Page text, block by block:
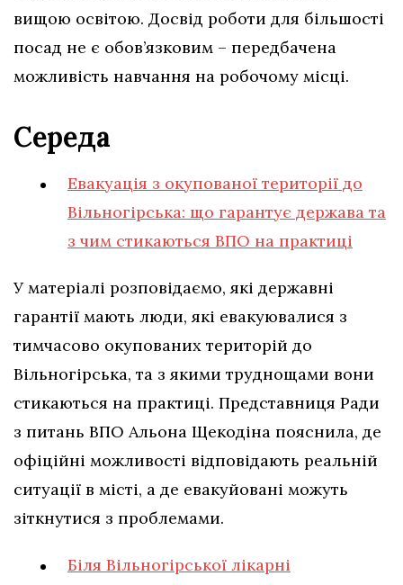
вищою освітою. Досвід роботи для більшості
посад не є обов’язковим – передбачена
можливість навчання на робочому місці.
Середа
Евакуація з окупованої території до
Вільногірська: що гарантує держава та
з чим стикаються ВПО на практиці
У матеріалі розповідаємо, які державні
гарантії мають люди, які евакуювалися з
тимчасово окупованих територій до
Вільногірська, та з якими труднощами вони
стикаються на практиці. Представниця Ради
з питань ВПО Альона Щекодіна пояснила, де
офіційні можливості відповідають реальній
ситуації в місті, а де евакуйовані можуть
зіткнутися з проблемами.
Біля Вільногірської лікарні